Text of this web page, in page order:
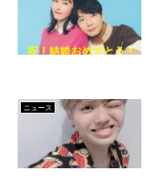
ニュース